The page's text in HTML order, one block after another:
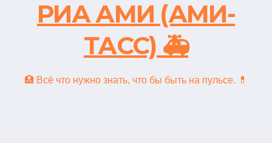
РИА АМИ (АМИ-
ТАСС) 🚑
🏥 Всё что нужно знать, что бы быть на пульсе. 💊